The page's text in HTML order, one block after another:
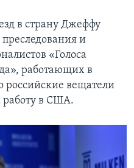
в страну Джеффу
и
«Голоса
работающих в
российские вещатели
в США.